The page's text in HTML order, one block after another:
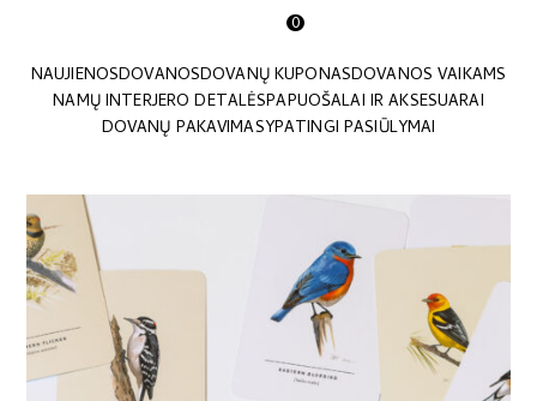
0
NAUJIENOSDOVANOSDOVANŲ KUPONASDOVANOS VAIKAMS
NAMŲ INTERJERO DETALĖSPAPUOŠALAI IR AKSESUARAI
DOVANŲ PAKAVIMASYPATINGI PASIŪLYMAI